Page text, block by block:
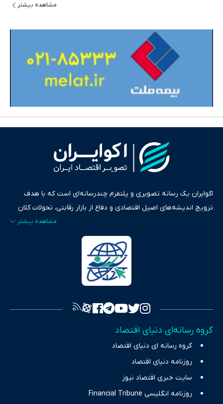
مشاهده بیشتر
اکوایران یک رسانه تصویری و پلتفرم چندرسانه‌ای است که با هدف
ترویج اندیشه‌های اصیل اقتصادی و دفاع از بازار رقابتی، تحولات کلان
ایران و جهان را در قالب‌های ویدیو، پادکست، متن و گزارش‌های تحلیلی
پایش می‌کند. این رسانه به عنوان منبعی دقیق و قابل اعتماد، فراتر از
اطلاع‌رسانی صرف، به تبیین سیاست‌ها و کارکردهای بازارهای مالی،
سرمایه‌گذاری، تجارت و حوزه‌های نوظهور می‌پردازد. اکوایران با پایبندی
به اصول «انصاف، امانت و صداقت»، بستری برای انعکاس آراء متنوع
تصویری شفاف از واقعیت‌های اقتصادی ارائه دهد. ما در اکوایران با
چالش‌های فقر و بیکاری را جست‌وجو کرده و در کنار تحلیل آمارها،
نیازهای خبری مخاطبان در حوزه‌های اثرگذار بر اقتصاد را با رویکردی
حرفه‌ای و روزآمد پوشش می‌دهیم.
گروه رسانه‌ای دنیای اقتصاد
گروه رسانه ای دنیای اقتصاد
روزنامه دنیای اقتصاد
سایت خبری اقتصاد نیوز
روزنامه انگلیسی Financial Tribune